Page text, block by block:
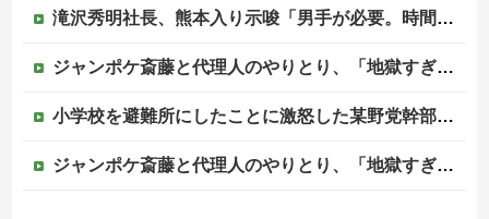
滝沢秀明社長、熊本入り示唆「男手が必要。時間を見つけて行きたい」
ジャンポケ斎藤と代理人のやりとり、「地獄すぎて完全にコントになってる……」と衝撃を受ける人が続出中
小学校を避難所にしたことに激怒した某野党幹部、僅か3文字で論破される偉業を達成してしまい……
ジャンポケ斎藤と代理人のやりとり、「地獄すぎて完全にコントになってる……」と衝撃を受ける人が続出中